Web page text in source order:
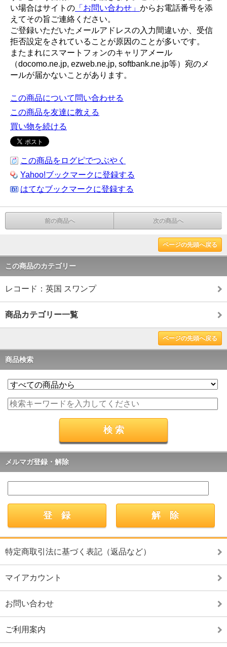
い場合はサイトの 「お問い合わせ」 からお電話番号を添
えてその旨ご連絡ください。
ご登録いただいたメールアドレスの入力間違いか、受信
拒否設定をされていることが原因のことが多いです。
またまれにスマートフォンのキャリアメール
（docomo.ne.jp, ezweb.ne.jp, softbank.ne.jp等）宛のメ
ールが届かないことがあります。
この商品について問い合わせる
この商品を友達に教える
買い物を続ける
この商品をログピでつぶやく
Yahoo!ブックマークに登録する
はてなブックマークに登録する
前の商品へ 次の商品へ
ページの先頭へ戻る
この商品のカテゴリー
レコード：英国 スワンプ
商品カテゴリー一覧
ページの先頭へ戻る
商品検索
メルマガ登録・解除
特定商取引法に基づく表記（返品など）
マイアカウント
お問い合わせ
ご利用案内